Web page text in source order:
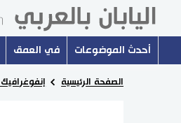
أحدث الموضوعات في العمق
الصفحة الرئيسية إنفوغرافيك